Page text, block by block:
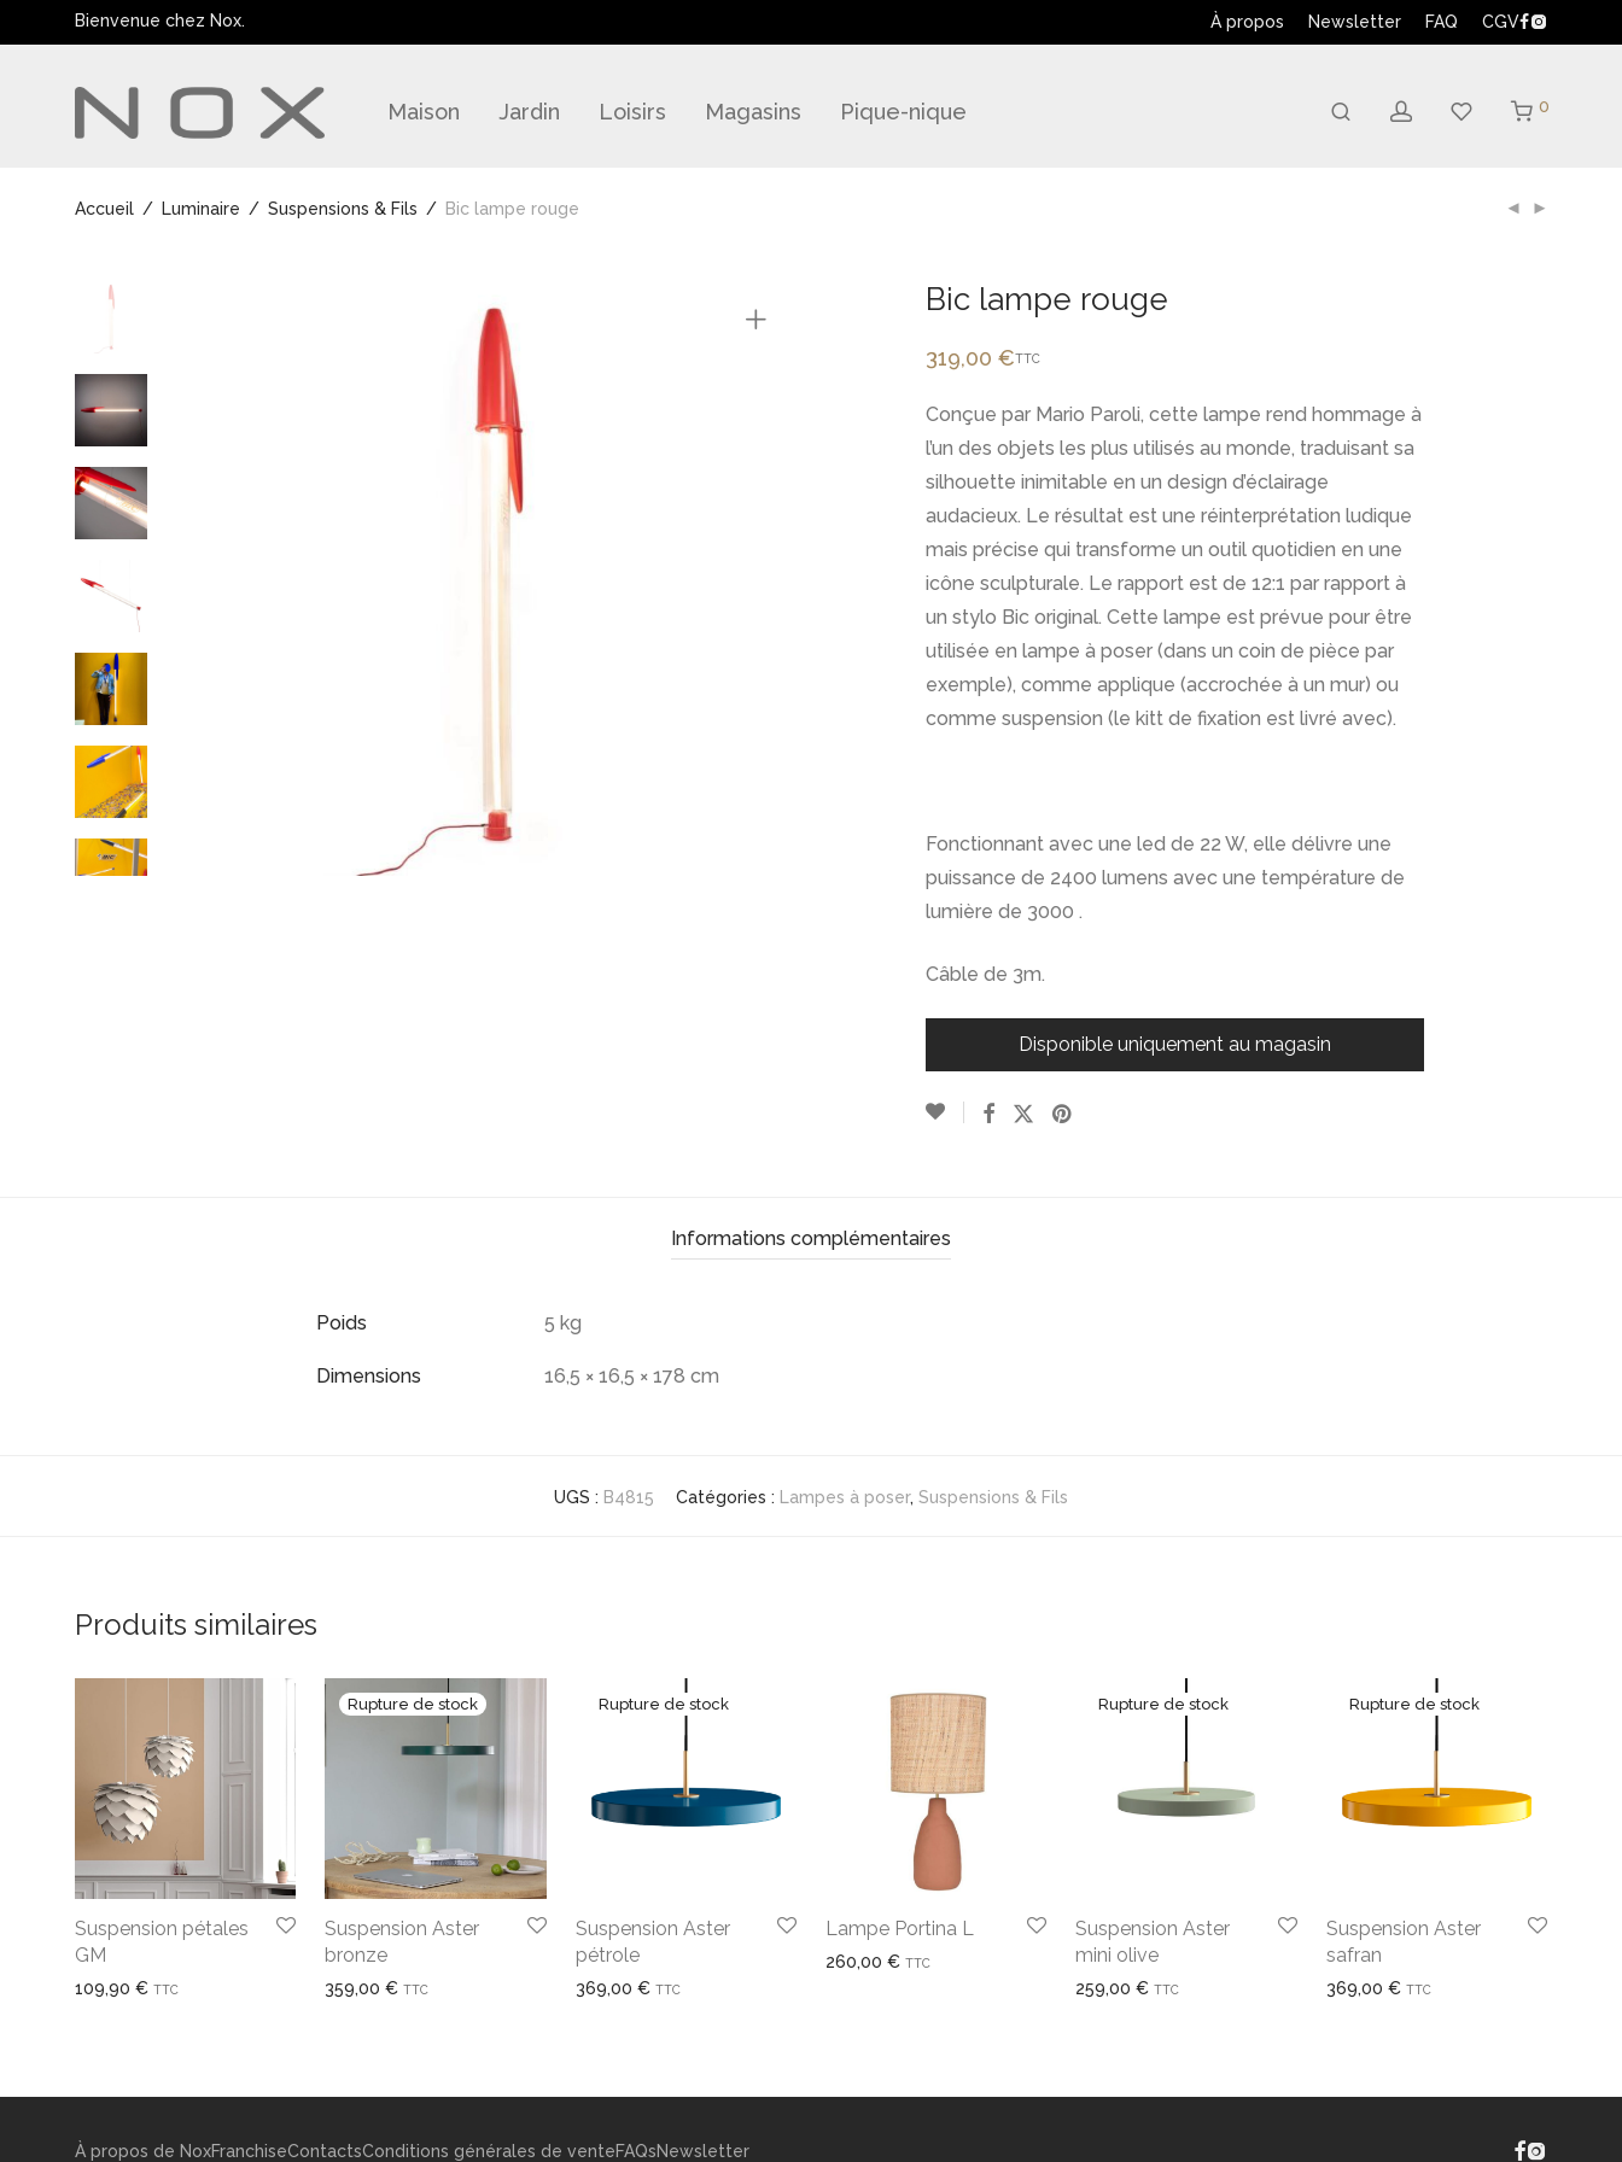
Bienvenue chez Nox. À propos Newsletter FAQ CGV
Maison Jardin Loisirs Magasins Pique-nique 0
Accueil / Luminaire / Suspensions & Fils / Bic lampe rouge
Bic lampe rouge
319,00 €TTC
Conçue par Mario Paroli, cette lampe rend hommage à
l’un des objets les plus utilisés au monde, traduisant sa
silhouette inimitable en un design d’éclairage
audacieux. Le résultat est une réinterprétation ludique
mais précise qui transforme un outil quotidien en une
icône sculpturale. Le rapport est de 12:1 par rapport à
un stylo Bic original. Cette lampe est prévue pour être
utilisée en lampe à poser (dans un coin de pièce par
exemple), comme applique (accrochée à un mur) ou
comme suspension (le kitt de fixation est livré avec).
Fonctionnant avec une led de 22 W, elle délivre une
puissance de 2400 lumens avec une température de
lumière de 3000 .
Câble de 3m.
Disponible uniquement au magasin
Informations complémentaires
Poids 5 kg
Dimensions 16,5 × 16,5 × 178 cm
UGS : B4815 Catégories : Lampes à poser, Suspensions & Fils
Produits similaires
Suspension pétales
GM
109,90 € TTC
Suspension Aster
bronze
359,00€ TTC
Suspension Aster
pétrole
369,00 € TTC
Lampe Portina L
260,00 € TTC
Suspension Aster
mini olive
259,00€ TTC
Suspension Aster
safran
369,00 € TTC
À propos de NoxFranchiseContactsConditions générales de venteFAQsNewsletter